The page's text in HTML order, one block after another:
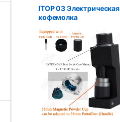
ITOP 03 Электрическая
кофемолка
Бытовая кофемолка с
жерновами VS3
Кофемолка для
эспрессо 110 В 220 В